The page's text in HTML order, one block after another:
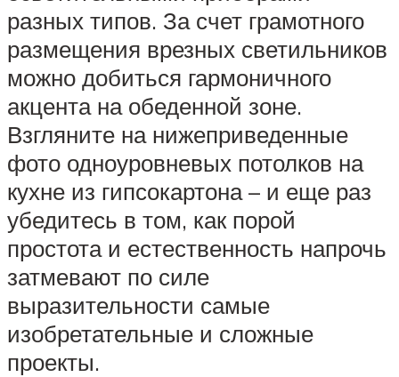
разных типов. За счет грамотного
размещения врезных светильников
можно добиться гармоничного
акцента на обеденной зоне.
Взгляните на нижеприведенные
фото одноуровневых потолков на
кухне из гипсокартона – и еще раз
убедитесь в том, как порой
простота и естественность напрочь
затмевают по силе
выразительности самые
изобретательные и сложные
проекты.